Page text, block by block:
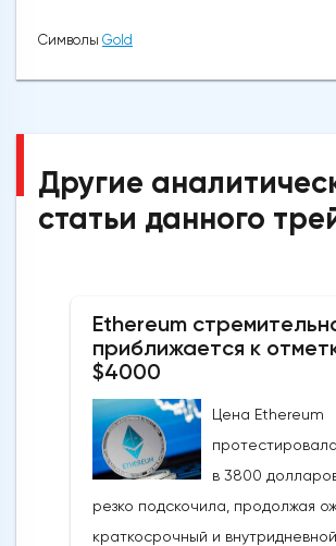
Символы Gold
Другие
статьи данного
Ethereum
приближается к
$4000
Цена Ethereum
в 3800
резко подскочила, продолжая
краткосрочный и